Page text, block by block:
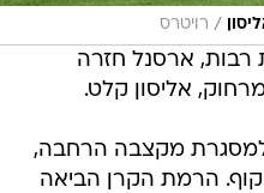
/ רויטרס
רבות, ארסנל חזרה
אליסון קלט.
חזק למסגרת מקצבה הרחבה,
הרמת הקרן הביאה